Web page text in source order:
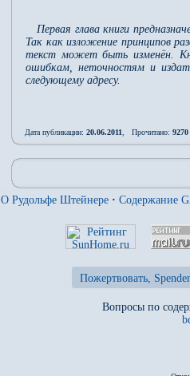
Первая глава книги
Так как изложение принципов
текст может быть изменён.
ошибкам, неточностям и
следующему адресу.
Дата публикации: 20.06.2011, Прочитано: 9270
О Рудольфе Штейнере · Содержание
Пожертвовать,
Вопросы по